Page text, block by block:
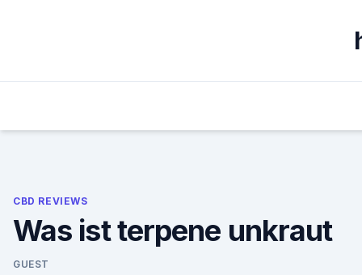
CBD REVIEWS
Was ist terpene unkraut
GUEST